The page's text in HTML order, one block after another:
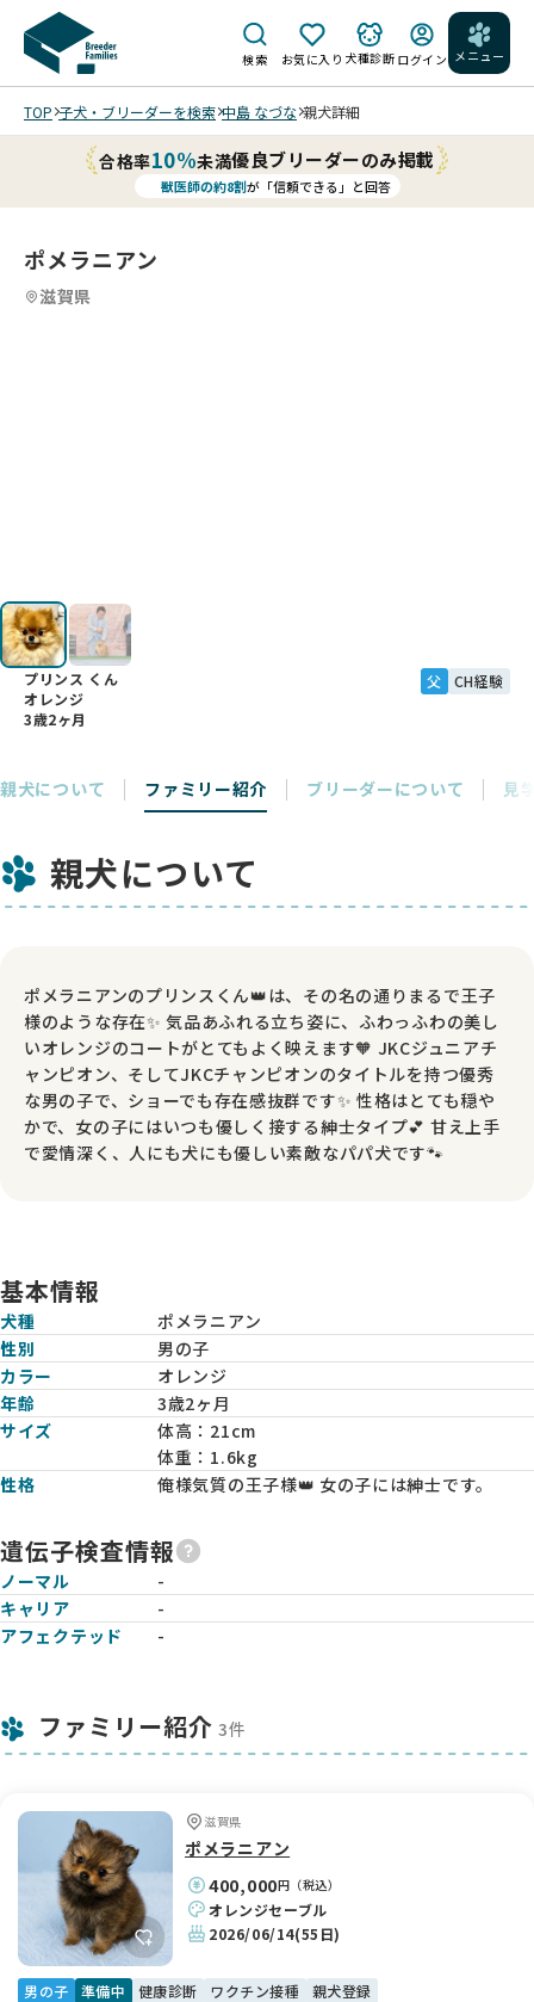
検索 お気に入り 犬種診断 ログイン メニュー
TOP 子犬・ブリーダーを検索 中島 なづな 親犬詳細
合格率10%未満優良ブリーダーのみ掲載
獣医師の約8割が「信頼できる」と回答
ポメラニアン
滋賀県
プリンス くん
オレンジ
3歳2ヶ月
父 CH経験
親犬について ファミリー紹介 ブリーダーについて 見
親犬について
ポメラニアンのプリンスくん👑は、その名の通りまるで王子
様のような存在✨ 気品あふれる立ち姿に、ふわっふわの美し
いオレンジのコートがとてもよく映えます🧡 JKCジュニアチ
ャンピオン、そしてJKCチャンピオンのタイトルを持つ優秀
な男の子で、ショーでも存在感抜群です✨ 性格はとても穏や
かで、女の子にはいつも優しく接する紳士タイプ💕 甘え上手
で愛情深く、人にも犬にも優しい素敵なパパ犬です🐾
基本情報
犬種
ポメラニアン
性別
男の子
カラー
オレンジ
年齢
3歳2ヶ月
サイズ
体高： 21cm
体重： 1.6kg
性格
俺様気質の王子様👑 女の子には紳士です。
遺伝子検査情報
ノーマル
-
キャリア
-
アフェクテッド
-
ファミリー紹介 3件
滋賀県
ポメラニアン
400,000円（税込）
オレンジセーブル
2026/06/14(55日)
男の子 準備中 健康診断 ワクチン接種
親犬登録